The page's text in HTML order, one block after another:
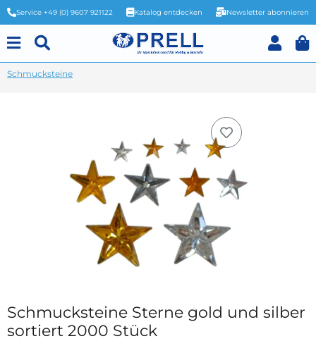
Service +49 (0) 9607 921122 Katalog entdecken Newsletter abonnieren
Schmucksteine
Schmucksteine Sterne gold und silber
sortiert 2000 Stück